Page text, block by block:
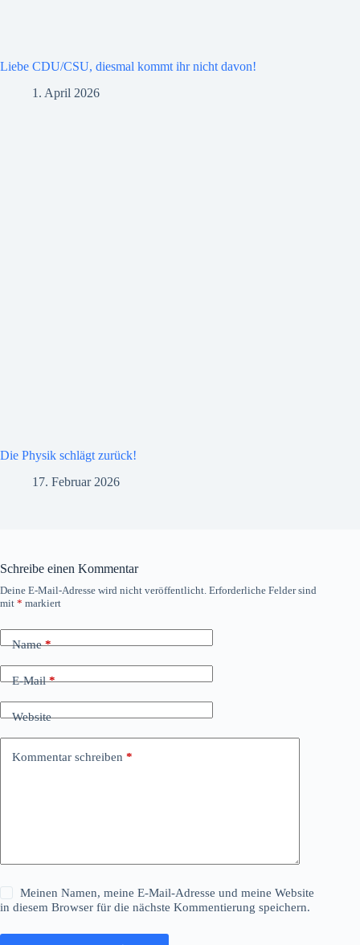
Liebe CDU/CSU, diesmal kommt ihr nicht davon!
1. April 2026
Die Physik schlägt zurück!
17. Februar 2026
Schreibe einen Kommentar
Deine E-Mail-Adresse wird nicht veröffentlicht. Erforderliche Felder sind
mit * markiert
Name*
E-Mail*
Website
Kommentar schreiben *
Meinen Namen, meine E-Mail-Adresse und meine Website
in diesem Browser für die nächste Kommentierung speichern.